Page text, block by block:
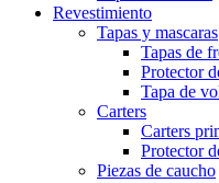
Revestimiento
Tapas y mascaras
Tapas de
Protector
Tapa de
Carters
Carters
Protector
Piezas de caucho